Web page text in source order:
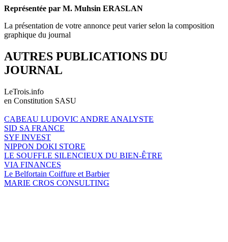
Représentée par M. Muhsin ERASLAN
La présentation de votre annonce peut varier selon la composition
graphique du journal
AUTRES PUBLICATIONS DU
JOURNAL
LeTrois.info
en Constitution SASU
CABEAU LUDOVIC ANDRE ANALYSTE
SID SA FRANCE
SYF INVEST
NIPPON DOKI STORE
LE SOUFFLE SILENCIEUX DU BIEN-ÊTRE
VIA FINANCES
Le Belfortain Coiffure et Barbier
MARIE CROS CONSULTING